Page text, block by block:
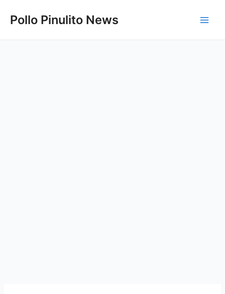
Pollo Pinulito News